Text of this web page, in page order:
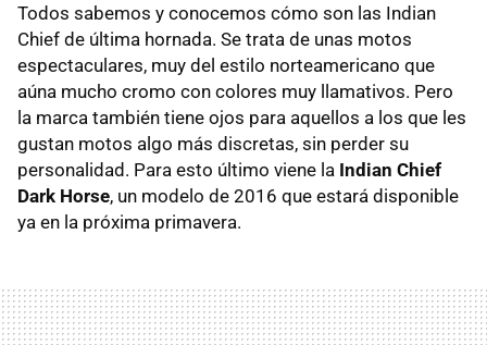
Todos sabemos y conocemos cómo son las Indian
Chief de última hornada. Se trata de unas motos
espectaculares, muy del estilo norteamericano que
aúna mucho cromo con colores muy llamativos. Pero
la marca también tiene ojos para aquellos a los que les
gustan motos algo más discretas, sin perder su
personalidad. Para esto último viene la Indian Chief
Dark Horse, un modelo de 2016 que estará disponible
ya en la próxima primavera.